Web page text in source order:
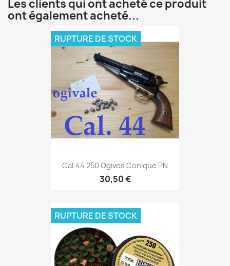
Les clients qui ont acheté ce produit
ont également acheté...
Cal.44 250 Ogives Conique PN
30,50 €
RUPTURE DE STOCK
RUPTURE DE STOCK